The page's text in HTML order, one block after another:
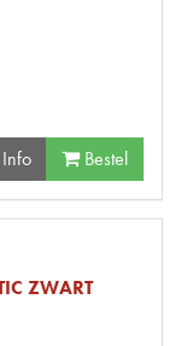
Info Bestel
ZWART